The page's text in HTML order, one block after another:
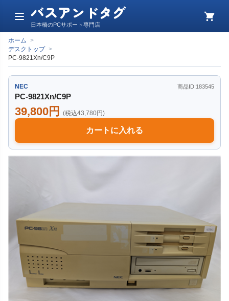
メ
ュ
ー
バスアンドタグ
日本橋のPCサポート専門店
カ
ホーム >
デスクトップ >
PC-9821Xn/C9P
NEC 商品ID:183545
PC-9821Xn/C9P
39,800円 (税込43,780円)
カートに入れる